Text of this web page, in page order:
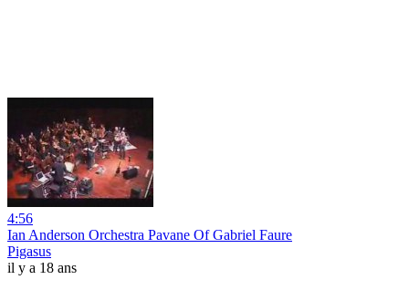
4:56
Ian Anderson Orchestra Pavane Of Gabriel Faure
Pigasus
il y a 18 ans